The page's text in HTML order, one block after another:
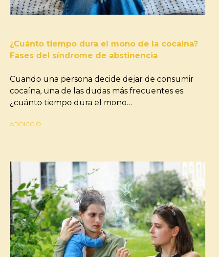
¿Cuánto tiempo dura el mono de la cocaína?
Fases del síndrome de abstinencia
Cuando una persona decide dejar de consumir
cocaína, una de las dudas más frecuentes es
¿cuánto tiempo dura el mono…
ADDICCIÓ